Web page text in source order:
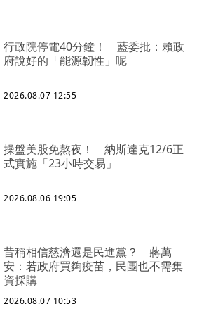
行政院停電40分鐘！ 藍委批：賴政
府說好的「能源韌性」呢
2026.08.07 12:55
操盤美股免熬夜！ 納斯達克12/6正
式實施「23小時交易」
2026.08.06 19:05
昔稱相信慈濟還是民進黨？ 蔣萬
安：若政府買夠疫苗，民團也不需集
資採購
2026.08.07 10:53